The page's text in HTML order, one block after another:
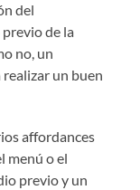
del
de la
no, un
un buen
affordances
menú o el
previo y un